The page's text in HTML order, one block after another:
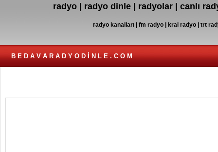
radyo | radyo dinle | radyolar | canlı
radyo kanalları | fm radyo | kral radyo | trt
B E D A V A R A D Y O D İ N L E . C O M